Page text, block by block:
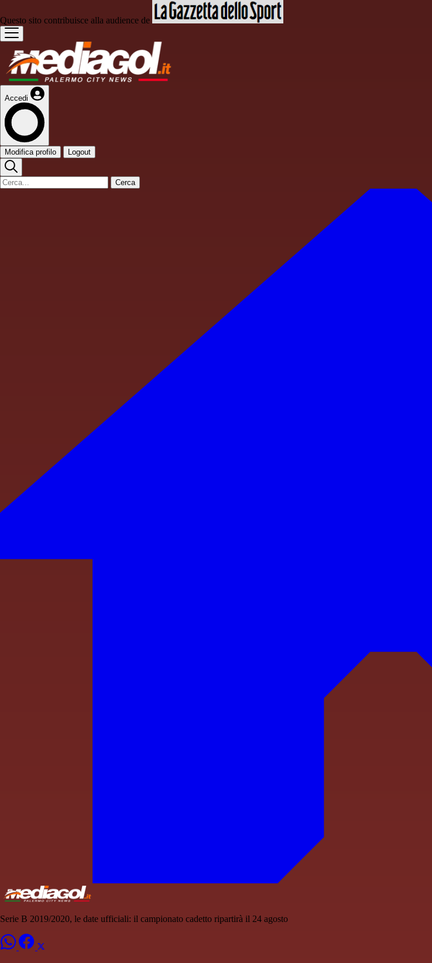
Questo sito contribuisce alla audience de
Accedi
Modifica profilo Logout
Cerca
Serie B 2019/2020, le date ufficiali: il campionato cadetto ripartirà il 24 agosto